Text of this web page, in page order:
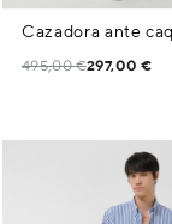
495,00 €297,00 €